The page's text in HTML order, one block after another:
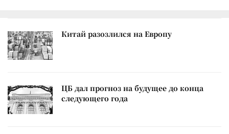
Китай разозлился на Европу
ЦБ дал прогноз на будущее до конца
следующего года